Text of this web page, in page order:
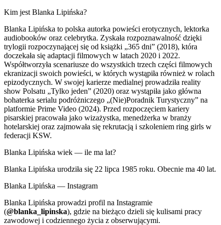
Kim jest Blanka Lipińska?
Blanka Lipińska to polska autorka powieści erotycznych, lektorka
audiobooków oraz celebrytka. Zyskała rozpoznawalność dzięki
trylogii rozpoczynającej się od książki „365 dni” (2018), która
doczekała się adaptacji filmowych w latach 2020 i 2022.
Współtworzyła scenariusze do wszystkich trzech części filmowych
ekranizacji swoich powieści, w których wystąpiła również w rolach
epizodycznych. W swojej karierze medialnej prowadziła reality
show Polsatu „Tylko jeden” (2020) oraz wystąpiła jako główna
bohaterka serialu podróżniczego „(Nie)Poradnik Turystyczny” na
platformie Prime Video (2024). Przed rozpoczęciem kariery
pisarskiej pracowała jako wizażystka, menedżerka w branży
hotelarskiej oraz zajmowała się rekrutacją i szkoleniem ring girls w
federacji KSW.
Blanka Lipińska wiek — ile ma lat?
Blanka Lipińska urodziła się 22 lipca 1985 roku. Obecnie ma 40 lat.
Blanka Lipińska — Instagram
Blanka Lipińska prowadzi profil na Instagramie
(@blanka_lipinska), gdzie na bieżąco dzieli się kulisami pracy
zawodowej i codziennego życia z obserwującymi.